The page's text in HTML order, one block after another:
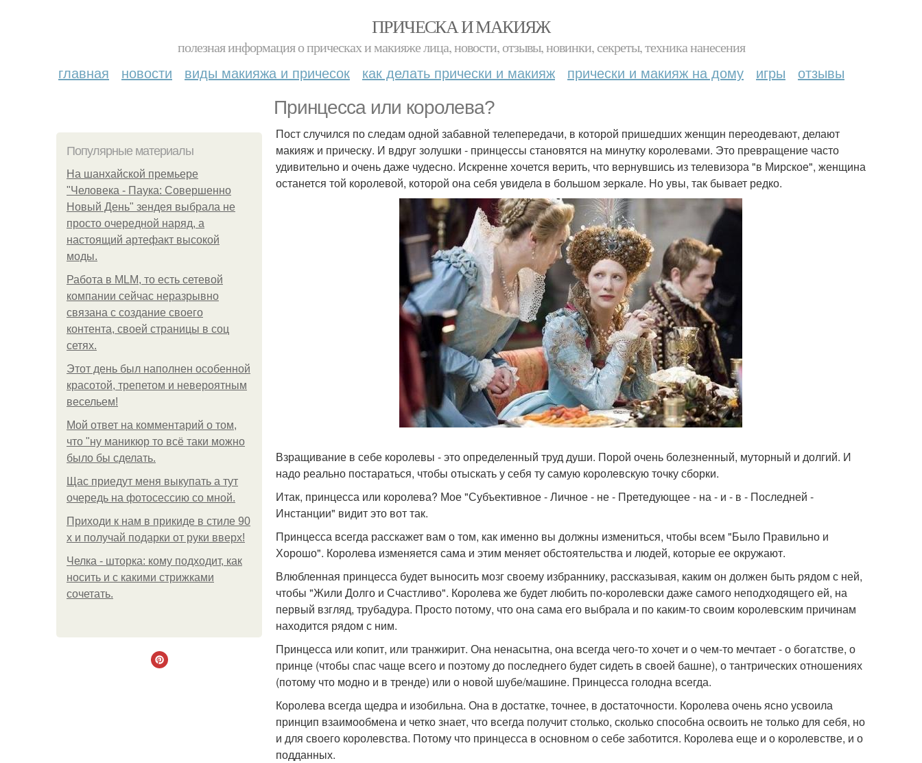
ПРИЧЕСКА И МАКИЯЖ
полезная информация о прическах и макияже лица, новости, отзывы, новинки, секреты, техника нанесения
главная новости виды макияжа и причесок как делать прически и макияж прически и макияж на дому игры отзывы
Принцесса или королева?
Популярные материалы
На шанхайской премьере
"Человека - Паука: Совершенно
Новый День" зендея выбрала не
просто очередной наряд, а
настоящий артефакт высокой
моды.
Работа в MLM, то есть сетевой
компании сейчас неразрывно
связана с создание своего
контента, своей страницы в соц
сетях.
Этот день был наполнен особенной
красотой, трепетом и невероятным
весельем!
Мой ответ на комментарий о том,
что "ну маникюр то всё таки можно
было бы сделать.
Щас приедут меня выкупать а тут
очередь на фотосессию со мной.
Приходи к нам в прикиде в стиле 90
х и получай подарки от руки вверх!
Челка - шторка: кому подходит, как
носить и с какими стрижками
сочетать.
Пост случился по следам одной забавной телепередачи, в которой пришедших женщин переодевают, делают
макияж и прическу. И вдруг золушки - принцессы становятся на минутку королевами. Это превращение часто
удивительно и очень даже чудесно. Искренне хочется верить, что вернувшись из телевизора "в Мирское", женщина
останется той королевой, которой она себя увидела в большом зеркале. Но увы, так бывает редко.
Взращивание в себе королевы - это определенный труд души. Порой очень болезненный, муторный и долгий. И
надо реально постараться, чтобы отыскать у себя ту самую королевскую точку сборки.
Итак, принцесса или королева? Мое "Субъективное - Личное - не - Претедующее - на - и - в - Последней -
Инстанции" видит это вот так.
Принцесса всегда расскажет вам о том, как именно вы должны измениться, чтобы всем "Было Правильно и
Хорошо". Королева изменяется сама и этим меняет обстоятельства и людей, которые ее окружают.
Влюбленная принцесса будет выносить мозг своему избраннику, рассказывая, каким он должен быть рядом с ней,
чтобы "Жили Долго и Счастливо". Королева же будет любить по-королевски даже самого неподходящего ей, на
первый взгляд, трубадура. Просто потому, что она сама его выбрала и по каким-то своим королевским причинам
находится рядом с ним.
Принцесса или копит, или транжирит. Она ненасытна, она всегда чего-то хочет и о чем-то мечтает - о богатстве, о
принце (чтобы спас чаще всего и поэтому до последнего будет сидеть в своей башне), о тантрических отношениях
(потому что модно и в тренде) или о новой шубе/машине. Принцесса голодна всегда.
Королева всегда щедра и изобильна. Она в достатке, точнее, в достаточности. Королева очень ясно усвоила
принцип взаимообмена и четко знает, что всегда получит столько, сколько способна освоить не только для себя, но
и для своего королевства. Потому что принцесса в основном о себе заботится. Королева еще и о королевстве, и о
подданных.